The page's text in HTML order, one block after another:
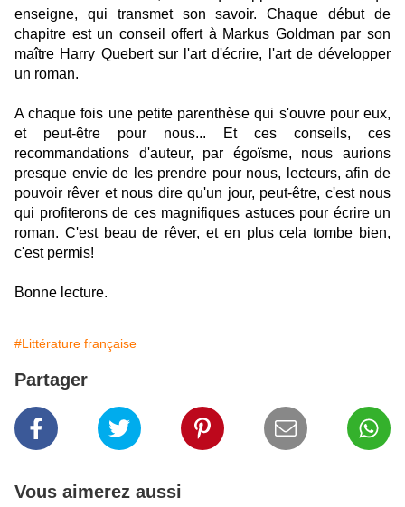
enseigne, qui transmet son savoir. Chaque début de
chapitre est un conseil offert à Markus Goldman par son
maître Harry Quebert sur l'art d'écrire, l'art de développer
un roman.
A chaque fois une petite parenthèse qui s'ouvre pour eux,
et peut-être pour nous... Et ces conseils, ces
recommandations d'auteur, par égoïsme, nous aurions
presque envie de les prendre pour nous, lecteurs, afin de
pouvoir rêver et nous dire qu'un jour, peut-être, c'est nous
qui profiterons de ces magnifiques astuces pour écrire un
roman. C'est beau de rêver, et en plus cela tombe bien,
c'est permis!
Bonne lecture.
#Littérature française
Partager
Vous aimerez aussi